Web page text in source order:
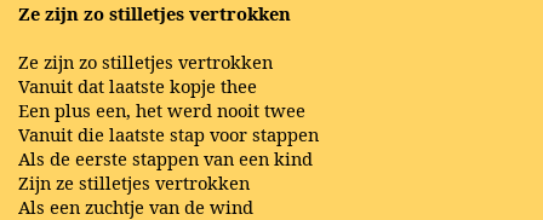
Ze zijn zo stilletjes vertrokken
Ze zijn zo stilletjes vertrokken
Vanuit dat laatste kopje thee
Een plus een, het werd nooit twee
Vanuit die laatste stap voor stappen
Als de eerste stappen van een kind
Zijn ze stilletjes vertrokken
Als een zuchtje van de wind